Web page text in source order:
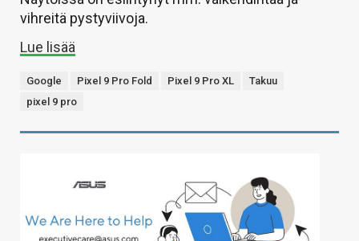
vihreitä pystyviivoja.
Lue lisää
Google Pixel 9 Pro Fold Pixel 9 Pro XL
Takuu
pixel 9 pro